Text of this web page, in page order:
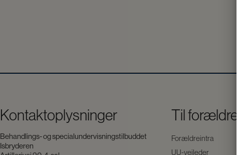
Kontaktoplysninger
Behandlings- og specialundervisningstilbuddet
Isbryderen
Til forældre
Forældreintra
UU-vejleder